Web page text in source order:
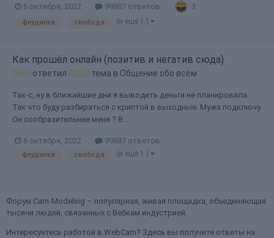
6 октября, 2022 99887 ответов 3
флудилка свобода (и ещё 1 )
Как прошёл онлайн (позитив и негатив сюда)
Devil ответил R2D2 тема в Общение обо всём
Так-с, ну в ближайшие дни я выводить деньги не планировала.
Так что буду разбираться с криптой в выходные. Мужа подключу.
Он сообразительнее меня ? В...
6 октября, 2022 99887 ответов
флудилка свобода (и ещё 1 )
Форум Cam-Modeling – популярная, живая площадка, объединяющая
тысячи людей, связанных с Вебкам индустрией.
Интересуетесь работой в WebCam? Здесь вы получите ответы на